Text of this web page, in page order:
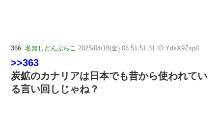
366: 名無しどんぶらこ 2025/04/18(金) 06:51:51.31 ID:YdsX9Zsp0
>>363
炭鉱のカナリアは日本でも昔から使われてい
る言い回しじゃね？